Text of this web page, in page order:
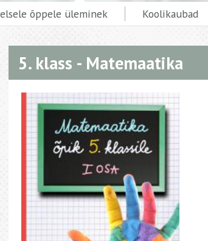
õppele üleminek Koolikaubad
5. klass - Matemaatika